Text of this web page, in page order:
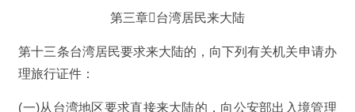
第三章台湾居民来大陆
第十三条台湾居民要求来大陆的，向下列有关机关申请办
理旅行证件：
(一)从台湾地区要求直接来大陆的，向公安部出入境管理